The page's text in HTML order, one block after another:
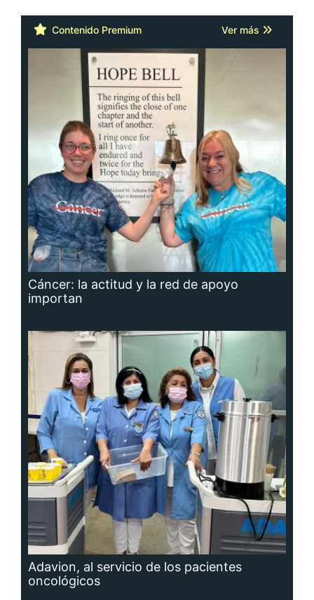
Contenido Premium Ver más
Cáncer: la actitud y la red de apoyo
importan
Adavion, al servicio de los pacientes
oncológicos